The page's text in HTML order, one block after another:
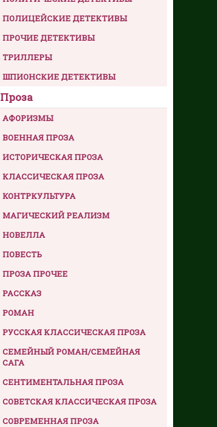
ПОЛИЦЕЙСКИЕ ДЕТЕКТИВЫ
ПРОЧИЕ ДЕТЕКТИВЫ
ТРИЛЛЕРЫ
ШПИОНСКИЕ ДЕТЕКТИВЫ
Проза
АФОРИЗМЫ
ВОЕННАЯ ПРОЗА
ИСТОРИЧЕСКАЯ ПРОЗА
КЛАССИЧЕСКАЯ ПРОЗА
КОНТРКУЛЬТУРА
МАГИЧЕСКИЙ РЕАЛИЗМ
НОВЕЛЛА
ПОВЕСТЬ
ПРОЗА ПРОЧЕЕ
РАССКАЗ
РОМАН
РУССКАЯ КЛАССИЧЕСКАЯ ПРОЗА
СЕМЕЙНЫЙ РОМАН/СЕМЕЙНАЯ
САГА
СЕНТИМЕНТАЛЬНАЯ ПРОЗА
СОВЕТСКАЯ КЛАССИЧЕСКАЯ ПРОЗА
СОВРЕМЕННАЯ ПРОЗА